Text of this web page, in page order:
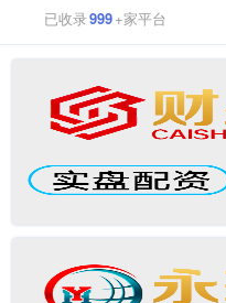
已收录999+家平台